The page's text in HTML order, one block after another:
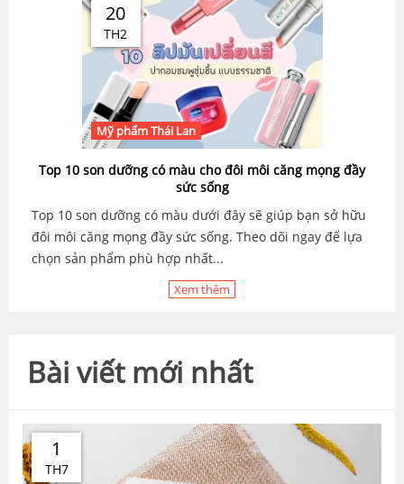
20
TH2
Mỹ phẩm Thái Lan
Top 10 son dưỡng có màu cho đôi môi căng mọng đầy
sức sống
Top 10 son dưỡng có màu dưới đây sẽ giúp bạn sở hữu
đôi môi căng mọng đầy sức sống. Theo dõi ngay để lựa
chọn sản phẩm phù hợp nhất...
Xem thêm
Bài viết mới nhất
1
TH7